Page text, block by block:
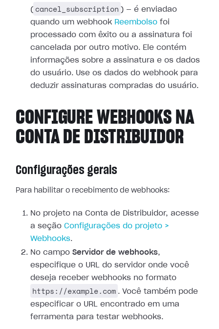
( cancel_subscription ) — é enviadao
quando um webhook Reembolso foi
processado com êxito ou a assinatura foi
cancelada por outro motivo. Ele contém
informações sobre a assinatura e os dados
do usuário. Use os dados do webhook para
deduzir assinaturas compradas do usuário.
CONFIGURE WEBHOOKS NA
CONTA DE DISTRIBUIDOR
Configurações gerais
Para habilitar o recebimento de webhooks:
No projeto na Conta de Distribuidor, acesse
a seção Configurações do projeto >
Webhooks.
No campo Servidor de webhooks,
especifique o URL do servidor onde você
deseja receber webhooks no formato
https://example.com . Você também pode
especificar o URL encontrado em uma
ferramenta para testar webhooks.